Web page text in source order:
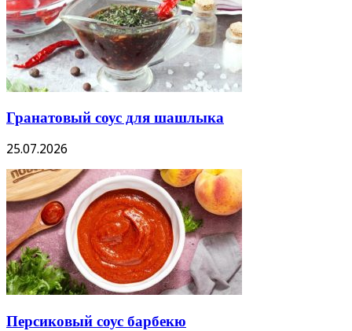
Гранатовый соус для шашлыка
25.07.2026
Персиковый соус барбекю